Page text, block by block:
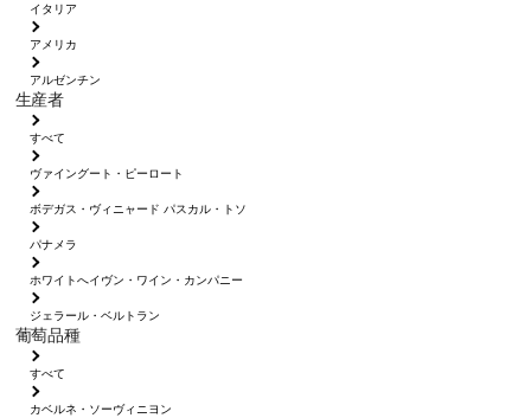
イタリア
アメリカ
アルゼンチン
生産者
すべて
ヴァイングート・ピーロート
ボデガス・ヴィニャード パスカル・トソ
パナメラ
ホワイトへイヴン・ワイン・カンパニー
ジェラール・ベルトラン
葡萄品種
すべて
カベルネ・ソーヴィニヨン